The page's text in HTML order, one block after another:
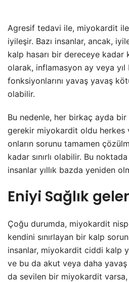
Agresif tedavi ile, miyokardit
iyileşir. Bazı insanlar, ancak,
kalp hasarı bir dereceye kadar
olarak, inflamasyon ay veya yıl
fonksiyonlarını yavaş yavaş
olabilir.
Bu nedenle, her birkaç ayda bir
gerekir miyokardit oldu
onların sorunu tamamen
kadar sınırlı olabilir. Bu
insanlar yıllık bazda yeniden
Eniyi Sağlık
Çoğu durumda, miyokardit
kendini sınırlayan bir kalp
insanlar, miyokardit ciddi kalp
ve bu da akut veya daha
da sevilen bir miyokardit